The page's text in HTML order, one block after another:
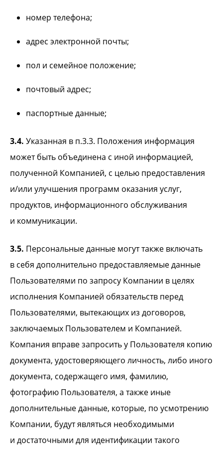
номер телефона;
адрес электронной почты;
пол и семейное положение;
почтовый адрес;
паспортные данные;
3.4. Указанная в п.3.3. Положения информация
может быть объединена с иной информацией,
полученной Компанией, с целью предоставления
и/или улучшения программ оказания услуг,
продуктов, информационного обслуживания
и коммуникации.
3.5. Персональные данные могут также включать
в себя дополнительно предоставляемые данные
Пользователями по запросу Компании в целях
исполнения Компанией обязательств перед
Пользователями, вытекающих из договоров,
заключаемых Пользователем и Компанией.
Компания вправе запросить у Пользователя копию
документа, удостоверяющего личность, либо иного
документа, содержащего имя, фамилию,
фотографию Пользователя, а также иные
дополнительные данные, которые, по усмотрению
Компании, будут являться необходимыми
и достаточными для идентификации такого